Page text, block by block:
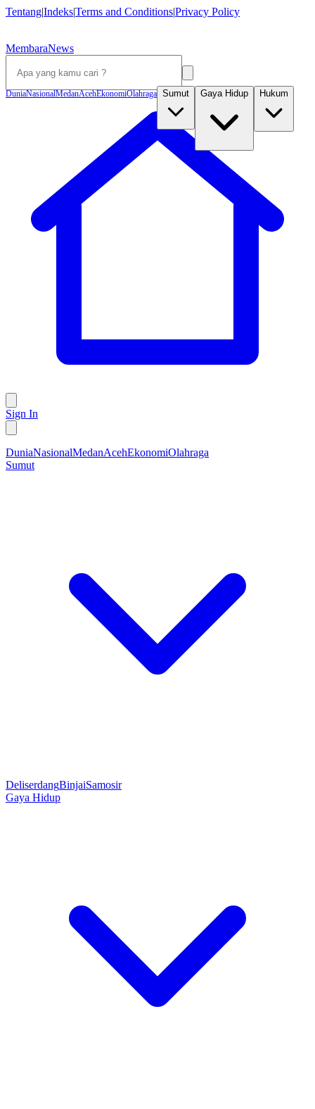
Tentang|Indeks|Terms and Conditions|Privacy Policy
MembaraNews
DuniaNasionalMedanAcehEkonomiOlahraga Sumut Gaya Hidup Hukum
Sign In
DuniaNasionalMedanAcehEkonomiOlahraga
Sumut
DeliserdangBinjaiSamosir
Gaya Hidup